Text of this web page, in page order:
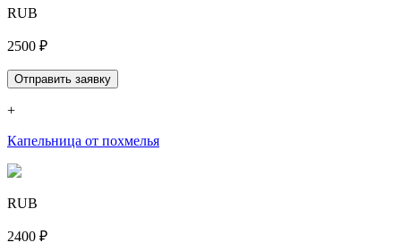
RUB
2500 ₽
Отправить заявку
+
Капельница от похмелья
RUB
2400 ₽